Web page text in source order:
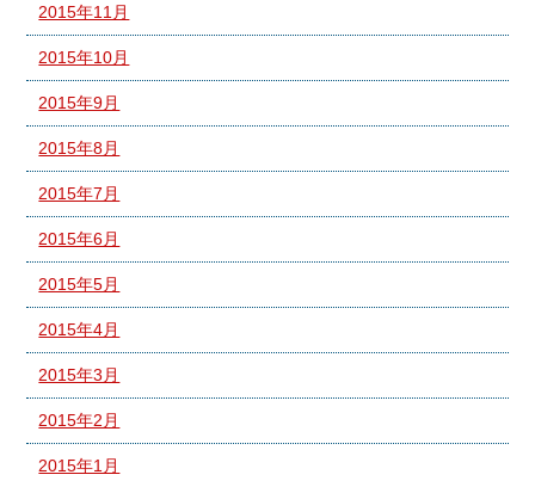
2015年11月
2015年10月
2015年9月
2015年8月
2015年7月
2015年6月
2015年5月
2015年4月
2015年3月
2015年2月
2015年1月